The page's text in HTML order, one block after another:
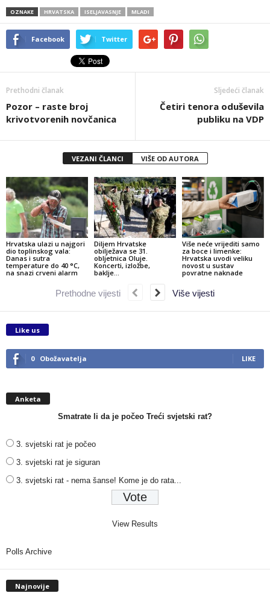
OZNAKE HRVATSKA ISELJAVASNJE MLADI
Facebook Twitter
Prethodni članak
Pozor – raste broj
krivotvorenih novčanica
Sljedeći članak
Četiri tenora oduševila
publiku na VDP
VEZANI ČLANCI VIŠE OD AUTORA
Hrvatska ulazi u najgori
dio toplinskog vala:
Danas i sutra
temperature do 40 °C,
na snazi crveni alarm
Diljem Hrvatske
obilježava se 31.
obljetnica Oluje.
Koncerti, izložbe,
baklje…
Više neće vrijediti samo
za boce i limenke:
Hrvatska uvodi veliku
novost u sustav
povratne naknade
Prethodne vijesti Više vijesti
Like us
0 Obožavatelja LIKE
Anketa
Smatrate li da je počeo Treći svjetski rat?
3. svjetski rat je počeo
3. svjetski rat je siguran
3. svjetski rat - nema šanse! Kome je do rata...
View Results
Polls Archive
Najnovije